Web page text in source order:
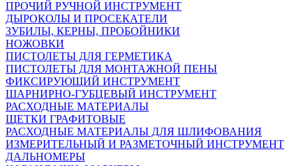
ПРОЧИЙ РУЧНОЙ ИНСТРУМЕНТ
ДЫРОКОЛЫ И ПРОСЕКАТЕЛИ
ЗУБИЛЫ, КЕРНЫ, ПРОБОЙНИКИ
НОЖОВКИ
ПИСТОЛЕТЫ ДЛЯ ГЕРМЕТИКА
ПИСТОЛЕТЫ ДЛЯ МОНТАЖНОЙ ПЕНЫ
ФИКСИРУЮЩИЙ ИНСТРУМЕНТ
ШАРНИРНО-ГУБЦЕВЫЙ ИНСТРУМЕНТ
РАСХОДНЫЕ МАТЕРИАЛЫ
ЩЕТКИ ГРАФИТОВЫЕ
РАСХОДНЫЕ МАТЕРИАЛЫ ДЛЯ ШЛИФОВАНИЯ
ИЗМЕРИТЕЛЬНЫЙ И РАЗМЕТОЧНЫЙ ИНСТРУМЕНТ
ДАЛЬНОМЕРЫ